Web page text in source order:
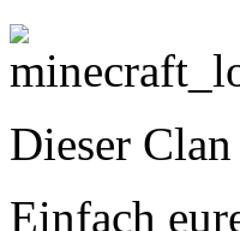
Dieser
Einfach